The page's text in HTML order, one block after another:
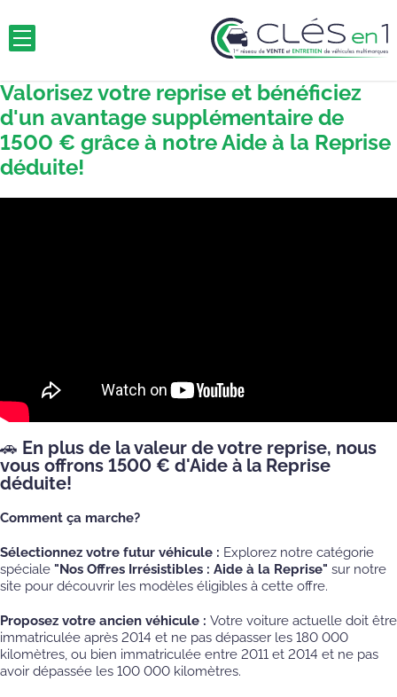
Valorisez votre reprise et bénéficiez
d'un avantage supplémentaire de
1500 € grâce à notre Aide à la Reprise
déduite!
🚗 En plus de la valeur de votre reprise, nous
vous offrons 1500 € d'Aide à la Reprise
déduite!
Comment ça marche?
Sélectionnez votre futur véhicule : Explorez notre catégorie
spéciale "Nos Offres Irrésistibles : Aide à la Reprise" sur notre
site pour découvrir les modèles éligibles à cette offre.
Proposez votre ancien véhicule : Votre voiture actuelle doit être
immatriculée après 2014 et ne pas dépasser les 180 000
kilomètres, ou bien immatriculée entre 2011 et 2014 et ne pas
avoir dépassée les 100 000 kilomètres.